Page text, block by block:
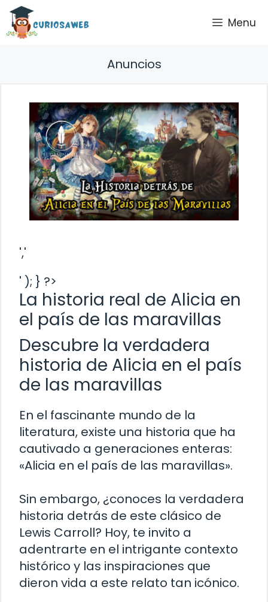
Saltar
contenido
Menu
Anuncios
','
' ); } ?>
La historia real de Alicia en
el país de las maravillas
Descubre la verdadera
historia de Alicia en el país
de las maravillas
En el fascinante mundo de la
literatura, existe una historia que ha
cautivado a generaciones enteras:
«Alicia en el país de las maravillas».
Sin embargo, ¿conoces la verdadera
historia detrás de este clásico de
Lewis Carroll? Hoy, te invito a
adentrarte en el intrigante contexto
histórico y las inspiraciones que
dieron vida a este relato tan icónico.